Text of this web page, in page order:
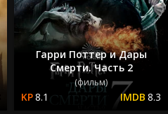
Гарри Поттер и Дары
Смерти. Часть 2
(фильм)
8.1 8.3